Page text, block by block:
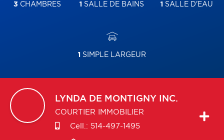
3 CHAMBRES 1 SALLE DE BAINS 1 SALLE D'EAU
1 SIMPLE LARGEUR
LYNDA DE MONTIGNY INC.
COURTIER IMMOBILIER
Cell.: 514-497-1495